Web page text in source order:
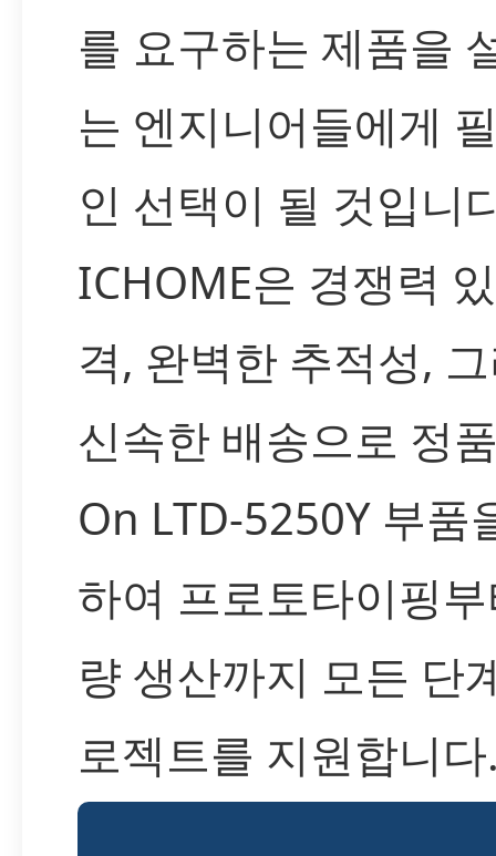
를 요구하는 제품을
는 엔지니어들에게
인 선택이 될 것입니
ICHOME은 경쟁력
격, 완벽한 추적성,
신속한 배송으로 정
On LTD-5250Y 부품
하여 프로토타이핑
량 생산까지 모든 단
로젝트를 지원합니